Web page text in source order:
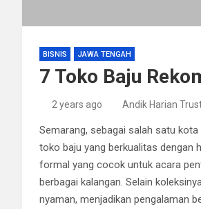
BISNIS JAWA TENGAH
7 Toko Baju
2 years ago Andik Harian
Semarang, sebagai salah satu
toko baju yang berkualitas dengan
formal yang cocok untuk acara
berbagai kalangan. Selain
nyaman, menjadikan pengalaman